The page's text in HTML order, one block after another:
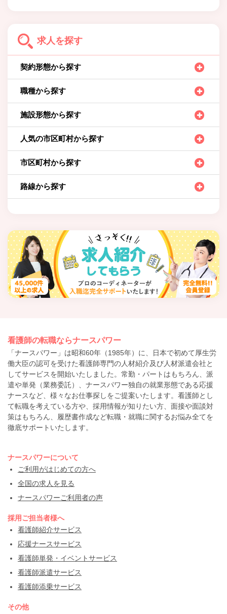
求人を探す
契約形態から探す
職種から探す
施設形態から探す
人気の市区町村から探す
市区町村から探す
路線から探す
看護師の転職ならナースパワー
「ナースパワー」は昭和60年（1985年）に、日本で初めて厚生労
働大臣の認可を受けた看護師専門の人材紹介及び人材派遣会社と
してサービスを開始いたしました。常勤・パートはもちろん、派
遣や単発（業務委託）、ナースパワー独自の就業形態である応援
ナースなど、様々なお仕事探しをご提案いたします。看護師とし
て転職を考えている方や、採用情報が知りたい方、面接や面談対
策はもちろん、履歴書作成など転職・就職に関するお悩み全てを
徹底サポートいたします。
ナースパワーについて
ご利用がはじめての方へ
全国の求人を見る
ナースパワーご利用者の声
採用ご担当者様へ
看護師紹介サービス
応援ナースサービス
看護師単発・イベントサービス
看護師派遣サービス
看護師添乗サービス
その他